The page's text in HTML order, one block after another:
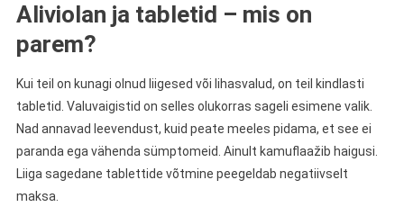
Aliviolan ja tabletid – mis on
parem?
Kui teil on kunagi olnud liigesed või lihasvalud, on teil kindlasti
tabletid. Valuvaigistid on selles olukorras sageli esimene valik.
Nad annavad leevendust, kuid peate meeles pidama, et see ei
paranda ega vähenda sümptomeid. Ainult kamuflaažib haigusi.
Liiga sagedane tablettide võtmine peegeldab negatiivselt
maksa.